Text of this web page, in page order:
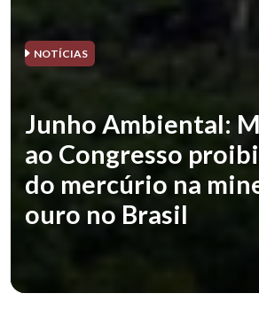
NOTÍCIAS
Junho Ambiental:
ao Congresso
do mercúrio na
ouro no Brasil